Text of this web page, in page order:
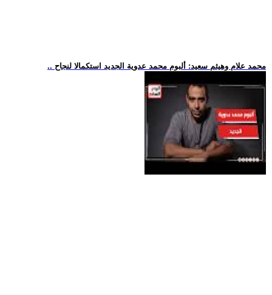
.. محمد علام وهيثم سعيد: ألبوم محمد عدوية الجديد استكمالا لنجاح